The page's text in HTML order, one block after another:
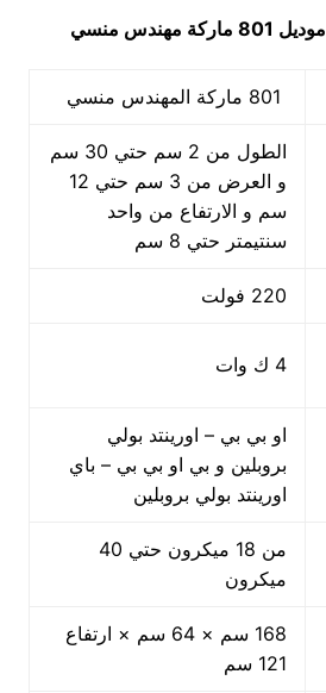
موديل 801 ماركة مهندس منسي
الطول من 2 سم حتي 30 سم
و العرض من 3 سم حتي 12
سم و الارتفاع من واحد
سنتيمتر حتي 8 سم
220 فولت
4 ك وات
او بي بي – اورينتد بولي
بروبلين و بي او بي بي – باي
اورينتد بولي بروبلين
من 18 ميكرون حتي 40
ميكرون
168 سم × 64 سم × ارتفاع
121 سم